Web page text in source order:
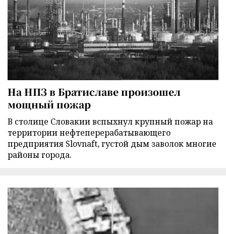
На НПЗ в Братиславе произошел
мощный пожар
В столице Словакии вспыхнул крупный пожар на
территории нефтеперерабатывающего
предприятия Slovnaft, густой дым заволок многие
районы города.